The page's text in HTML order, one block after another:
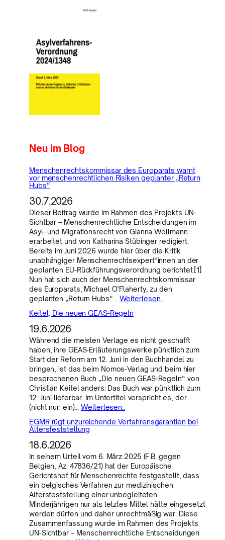
Neu im Blog
Menschenrechtskommissar des Europarats warnt
vor menschenrechtlichen Risiken geplanter „Return
Hubs“
30.7.2026
Dieser Beitrag wurde im Rahmen des Projekts UN-
Sichtbar – Menschenrechtliche Entscheidungen im
Asyl- und Migrationsrecht von Gianna Wollmann
erarbeitet und von Katharina Stübinger redigiert.
Bereits im Juni 2026 wurde hier über die Kritik
unabhängiger Menschenrechtsexpert*innen an der
geplanten EU-Rückführungsverordnung berichtet.[1]
Nun hat sich auch der Menschenrechtskommissar
des Europarats, Michael O’Flaherty, zu den
geplanten „Return Hubs“… Weiterlesen..
Keitel, Die neuen GEAS-Regeln
19.6.2026
Während die meisten Verlage es nicht geschafft
haben, ihre GEAS-Erläuterungswerke pünktlich zum
Start der Reform am 12. Juni in den Buchhandel zu
bringen, ist das beim Nomos-Verlag und beim hier
besprochenen Buch „Die neuen GEAS-Regeln“ von
Christian Keitel anders: Das Buch war pünktlich zum
12. Juni lieferbar. Im Untertitel verspricht es, der
(nicht nur: ein)…Weiterlesen..
EGMR rügt unzureichende Verfahrensgarantien bei
Altersfeststellung
18.6.2026
In seinem Urteil vom 6. März 2025 (F.B. gegen
Belgien, Az. 47836/21) hat der Europäische
Gerichtshof für Menschenrechte festgestellt, dass
ein belgisches Verfahren zur medizinischen
Altersfeststellung einer unbegleiteten
Minderjährigen nur als letztes Mittel hätte eingesetzt
werden dürfen und daher unrechtmäßig war. Diese
Zusammenfassung wurde im Rahmen des Projekts
UN-Sichtbar – Menschenrechtliche Entscheidungen